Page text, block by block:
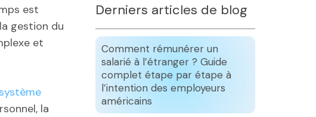
est
gestion du
et
la
Derniers articles de blog
Comment rémunérer un
salarié à l’étranger ? Guide
complet étape par étape à
l’intention des employeurs
américains